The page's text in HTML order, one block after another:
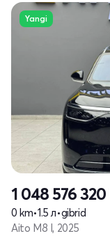
Yangi
1 048 576 320
0 km•1.5 л•gibrid
Aito M8 I, 2025